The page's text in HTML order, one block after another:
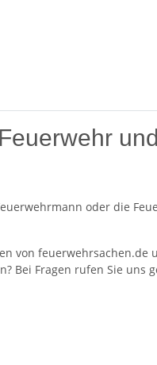
oder die
von
Bei Fragen rufen Sie uns